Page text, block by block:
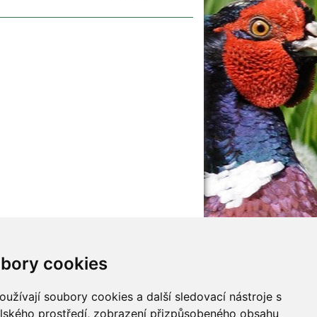
cookie
soubory cookies a další sledovací nástroje s
prostředí, zobrazení přizpůsobeného obsahu
Mladí myslivci
malý Adept myslivosti